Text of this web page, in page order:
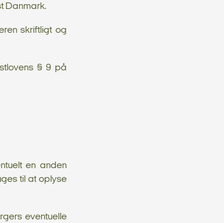
Danmark.
skriftligt og
§ 9 på
en anden
til at oplyse
eventuelle